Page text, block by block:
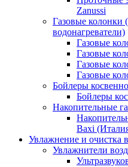
Zanussi
Газовые колонки
водонагреватели)
Газовые
Газовые
Газовые
Газовые
Бойлеры
Бойлеры
Накопительные
Baxi
Увлажнение и очистка
Увлажнители